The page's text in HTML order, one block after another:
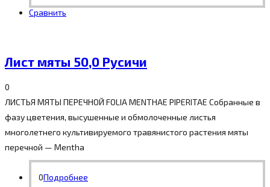
Сравнить
Лист мяты 50,0 Русичи
0
ЛИСТЬЯ МЯТЫ ПЕРЕЧНОЙ FOLIA MENTHAE PIPERITAE Собранные в
фазу цветения, высушенные и обмолоченные листья
многолетнего культивируемого травянистого растения мяты
перечной — Mentha
0Подробнее